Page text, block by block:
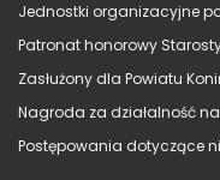
Jednostki organizacyjne
Patronat honorowy
Zasłużony dla Powiatu
Nagroda za działalność
Postępowania dotyczące